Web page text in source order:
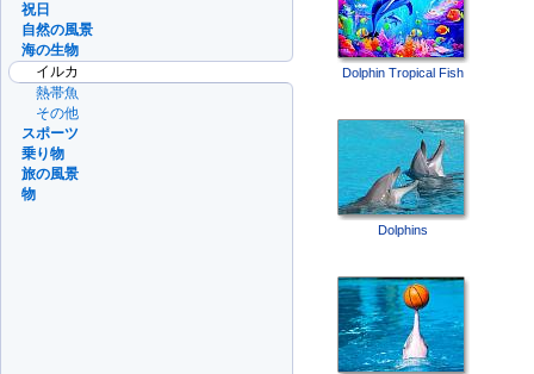
Dolphin Tropical Fish
Dolphins
祝日
自然の風景
海の生物
イルカ
熱帯魚
その他
スポーツ
乗り物
旅の風景
物